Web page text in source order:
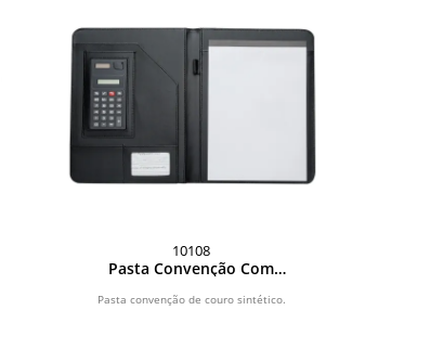
10108
Pasta Convenção Com
Pasta convenção de couro sintético.